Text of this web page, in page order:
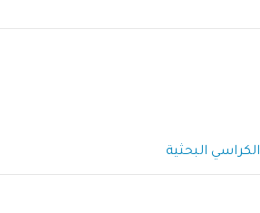
الكراسي البحثية